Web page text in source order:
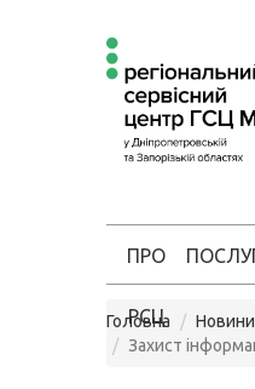
ПРО
РСЦ
Головна
Новини
Захист